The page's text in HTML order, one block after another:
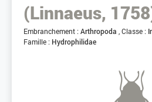
(Linnaeus,
Embranchement : Arthropoda Classe :
Famille : Hydrophilidae